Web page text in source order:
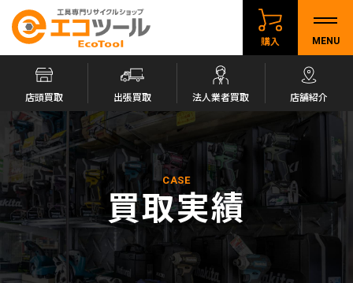
購入 MENU
店頭買取 出張買取 法人業者買取 店舗紹介
CASE
買取実績